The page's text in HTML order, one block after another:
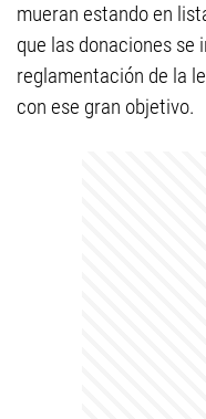
mueran estando en
que las donaciones se
reglamentación de la
con ese gran objetivo.